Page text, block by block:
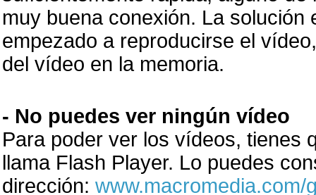
muy buena conexión. La
empezado a reproducirse el
del vídeo en la memoria.
- No puedes ver ningún vídeo
Para poder ver los vídeos, tienes
llama Flash Player. Lo puedes
dirección: www.macromedia.com/